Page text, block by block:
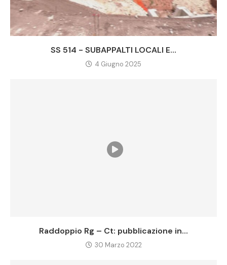
SS 514 - SUBAPPALTI LOCALI E...
4 Giugno 2025
Raddoppio Rg – Ct: pubblicazione in...
30 Marzo 2022